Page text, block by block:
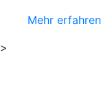
Mehr erfahren
>